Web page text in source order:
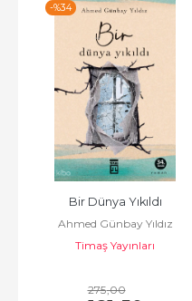
-%34
Bir Dünya Yıkıldı
Ahmed Günbay Yıldız
Timaş Yayınları
275,00